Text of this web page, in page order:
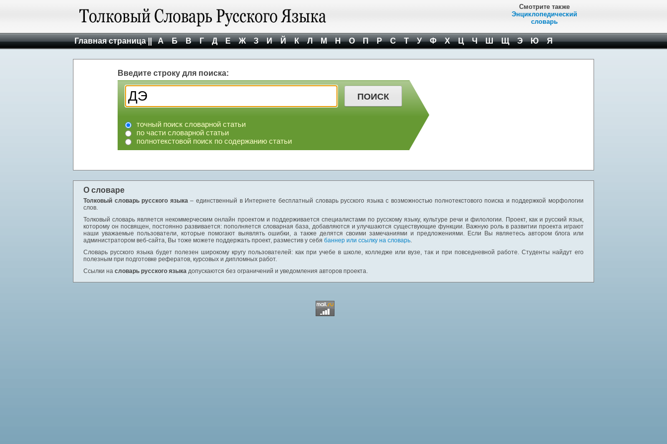
Смотрите также
Энциклопедический
словарь
Главная страница || А Б В Г Д Е Ж З И Й К Л М Н О П Р С Т У Ф Х Ц Ч Ш Щ Э Ю Я
Введите строку для поиска:
точный поиск словарной статьи
по части словарной статьи
полнотекстовой поиск по содержанию статьи
О словаре
Толковый словарь русского языка– единственный в Интернете бесплатный словарь русского языка с возможностью полнотекстового поиска и поддержкой морфологии
слов.
Толковый словарь является некоммерческим онлайн проектом и поддерживается специалистами по русскому языку, культуре речи и филологии. Проект, как и русский язык,
которому он посвящен, постоянно развивается: пополняется словарная база, добавляются и улучшаются существующие функции. Важную роль в развитии проекта играют
наши уважаемые пользователи, которые помогают выявлять ошибки, а также делятся своими замечаниями и предложениями. Если Вы являетесь автором блога или
администратором веб-сайта, Вы тоже можете поддержать проект, разместив у себя баннер или ссылку на словарь.
Словарь русского языка будет полезен широкому кругу пользователей: как при учебе в школе, колледже или вузе, так и при повседневной работе. Студенты найдут его
полезным при подготовке рефератов, курсовых и дипломных работ.
Ссылки на словарь русского языка допускаются без ограничений и уведомления авторов проекта.